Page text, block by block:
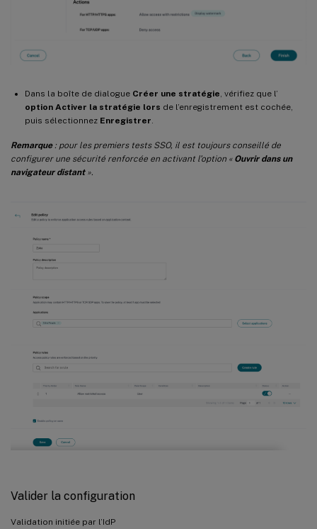
Dans la boîte de dialogue Créer une stratégie, vérifiez que l’
option Activer la stratégie lors de l’enregistrement est cochée,
puis sélectionnez Enregistrer.
Remarque: pour les premiers tests SSO, il est toujours conseillé de
configurer une sécurité renforcée en activant l’option « Ouvrir dans un
navigateur distant».
Valider la configuration
Validation initiée par l’IdP